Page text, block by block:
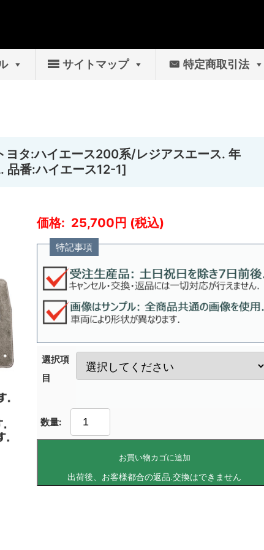
サイトマップ 特定商取引法
ヨタ:ハイエース200系/レジアスエース. 年
品番:ハイエース12-1]
25,700
特記事項
選択項
目
お買い物カゴに追加